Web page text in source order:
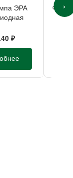
ЭРА
Е27
₽
›